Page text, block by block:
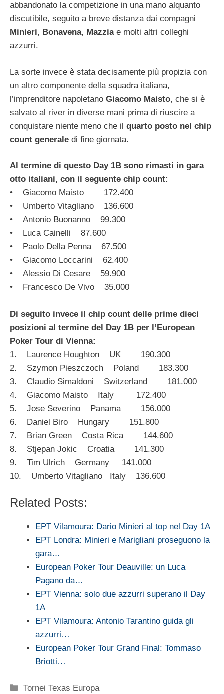
abbandonato la competizione in una mano alquanto
discutibile, seguito a breve distanza dai compagni
Minieri, Bonavena, Mazziae molti altri colleghi
azzurri.
La sorte invece è stata decisamente più propizia con
un altro componente della squadra italiana,
l’imprenditore napoletano Giacomo Maisto, che si è
salvato al river in diverse mani prima di riuscire a
conquistare niente meno che il quarto posto nel chip
count generale di fine giornata.
Al termine di questo Day 1B sono rimasti in gara
otto italiani, con il seguente chip count:
• Giacomo Maisto 172.400
• Umberto Vitagliano 136.600
• Antonio Buonanno 99.300
• Luca Cainelli 87.600
• Paolo Della Penna 67.500
• Giacomo Loccarini 62.400
• Alessio Di Cesare 59.900
• Francesco De Vivo 35.000
Di seguito invece il chip count delle prime dieci
posizioni al termine del Day 1B per l’European
Poker Tour di Vienna:
1. Laurence Houghton UK 190.300
2. Szymon Pieszczoch Poland 183.300
3. Claudio Simaldoni Switzerland 181.000
4. Giacomo Maisto Italy 172.400
5. Jose Severino Panama 156.000
6. Daniel Biro Hungary 151.800
7. Brian Green Costa Rica 144.600
8. Stjepan Jokic Croatia 141.300
9. Tim Ulrich Germany 141.000
10. Umberto Vitagliano Italy 136.600
Related Posts:
EPT Vilamoura: Dario Minieri al top nel Day 1A
EPT Londra: Minieri e Marigliani proseguono la
gara…
European Poker Tour Deauville: un Luca
Pagano da…
EPT Vienna: solo due azzurri superano il Day
1A
EPT Vilamoura: Antonio Tarantino guida gli
azzurri…
European Poker Tour Grand Final: Tommaso
Briotti…
Categorie
Tornei Texas Europa